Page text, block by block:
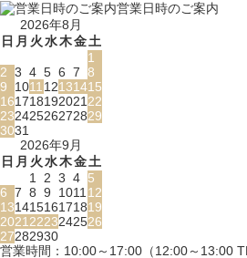
営業日時のご案内
2026年8月
日 月 火水木金土
1
2 3 4 5 6 7 8
9
101112131415
16171819202122
23242526272829
3031
2026年9月
日 月 火水木金土
1 2 3 4 5
6 7 8 9 101112
13141516171819
20212223242526
27282930
営業時間：10:00～17:00（12:00～13:00